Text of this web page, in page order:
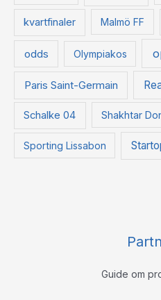
kvartfinaler Malmö FF
odds Olympiakos
Paris Saint-Germain
Schalke 04 Shakhtar
Sporting Lissabon
Guide om